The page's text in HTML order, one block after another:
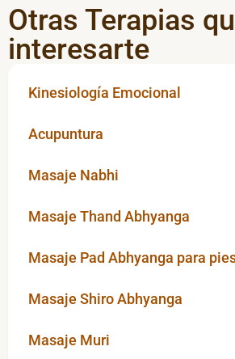
Otras Terapias
interesarte
Kinesiología Emocional
Acupuntura
Masaje Nabhi
Masaje Thand Abhyanga
Masaje Pad Abhyanga para
Masaje Shiro Abhyanga
Masaje Muri